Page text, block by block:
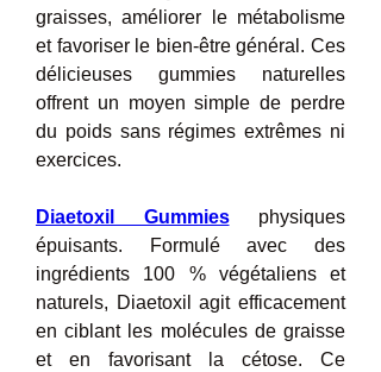
graisses, améliorer le métabolisme
et favoriser le bien-être général. Ces
délicieuses gummies naturelles
offrent un moyen simple de perdre
du poids sans régimes extrêmes ni
exercices.
Diaetoxil Gummies physiques
épuisants. Formulé avec des
ingrédients 100 % végétaliens et
naturels, Diaetoxil agit efficacement
en ciblant les molécules de graisse
et en favorisant la cétose. Ce